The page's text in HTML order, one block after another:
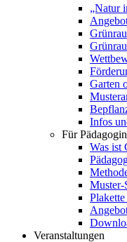
„Natur
Garten
Infos
Für
Was ist
Muster-
Veranstaltungen